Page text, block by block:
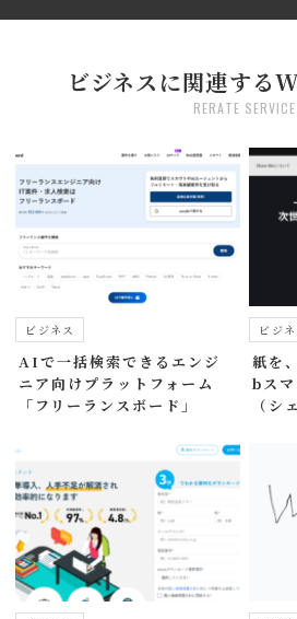
ビジネスに関連する
RERATE SERVICE
ビジネス
AIで一括検索できるエンジ
ニア向けプラットフォーム
「フリーランスボード」
ビジ
紙を
bス
（シ